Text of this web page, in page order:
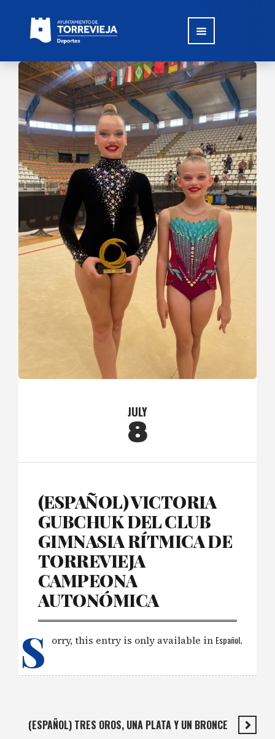
JULY
8
(ESPAÑOL) VICTORIA
GUBCHUK DEL CLUB
GIMNASIA RÍTMICA DE
TORREVIEJA
CAMPEONA
AUTONÓMICA
S orry, this entry is only available in Español.
(ESPAÑOL) TRES OROS, UNA PLATA Y UN BRONCE